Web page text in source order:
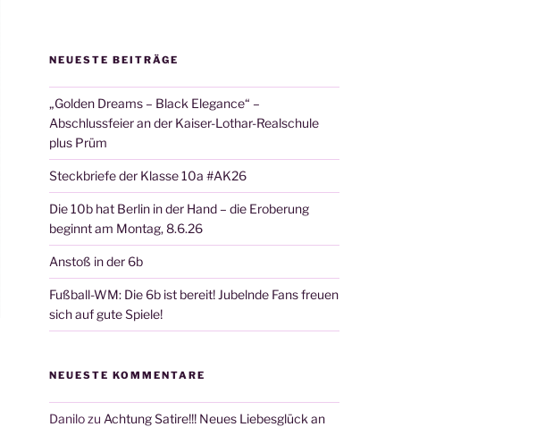
NEUESTE BEITRÄGE
„Golden Dreams – Black Elegance“ –
Abschlussfeier an der Kaiser-Lothar-Realschule
plus Prüm
Steckbriefe der Klasse 10a #AK26
Die 10b hat Berlin in der Hand – die Eroberung
beginnt am Montag, 8.6.26
Anstoß in der 6b
Fußball-WM: Die 6b ist bereit! Jubelnde Fans freuen
sich auf gute Spiele!
NEUESTE KOMMENTARE
Danilozu Achtung Satire!!! Neues Liebesglück an